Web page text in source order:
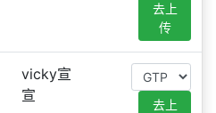
去上
传
vicky宣
宣
去上